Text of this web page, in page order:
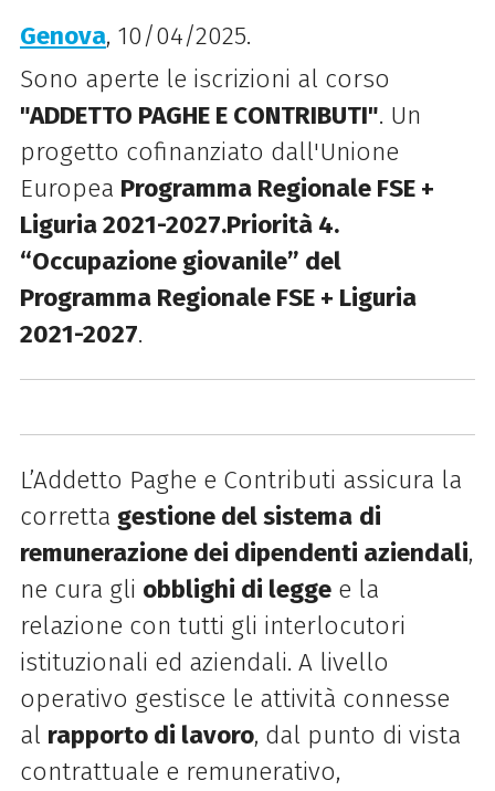
Genova, 10/04/2025.
Sono aperte le iscrizioni al corso
"ADDETTO PAGHE E CONTRIBUTI". Un
progetto cofinanziato dall'Unione
Europea Programma Regionale FSE +
Liguria 2021-2027.Priorità 4.
“Occupazione giovanile” del
Programma Regionale FSE + Liguria
2021-2027.
L’Addetto Paghe e Contributi assicura la
corretta gestione del sistema di
remunerazione dei dipendenti aziendali,
ne cura gli obblighi di legge e la
relazione con tutti gli interlocutori
istituzionali ed aziendali. A livello
operativo gestisce le attività connesse
al rapporto di lavoro, dal punto di vista
contrattuale e remunerativo,